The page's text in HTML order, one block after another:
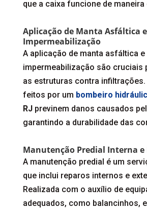
que a caixa funcione de maneira
Aplicação de Manta Asfáltica e
Impermeabilização
A aplicação de manta asfáltica
impermeabilização são cruciais
as estruturas contra
feitos por um bombeiro
RJ previnem danos causados
garantindo a durabilidade das
Manutenção Predial Interna e
A manutenção predial é um
que inclui reparos internos e
Realizada com o auxílio de
adequados, como balancinhos,